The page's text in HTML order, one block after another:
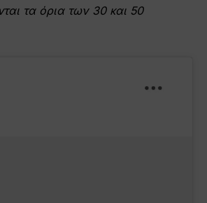
τα όρια των 30 και 50